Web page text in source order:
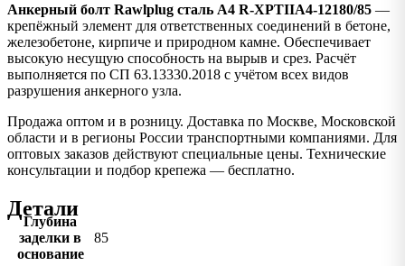
Анкерный болт Rawlplug сталь А4 R-XPTIIA4-12180/85 —
крепёжный элемент для ответственных соединений в бетоне,
железобетоне, кирпиче и природном камне. Обеспечивает
высокую несущую способность на вырыв и срез. Расчёт
выполняется по СП 63.13330.2018 с учётом всех видов
разрушения анкерного узла.
Продажа оптом и в розницу. Доставка по Москве, Московской
области и в регионы России транспортными компаниями. Для
оптовых заказов действуют специальные цены. Технические
консультации и подбор крепежа — бесплатно.
Детали
Глубина
заделки в
основание
85